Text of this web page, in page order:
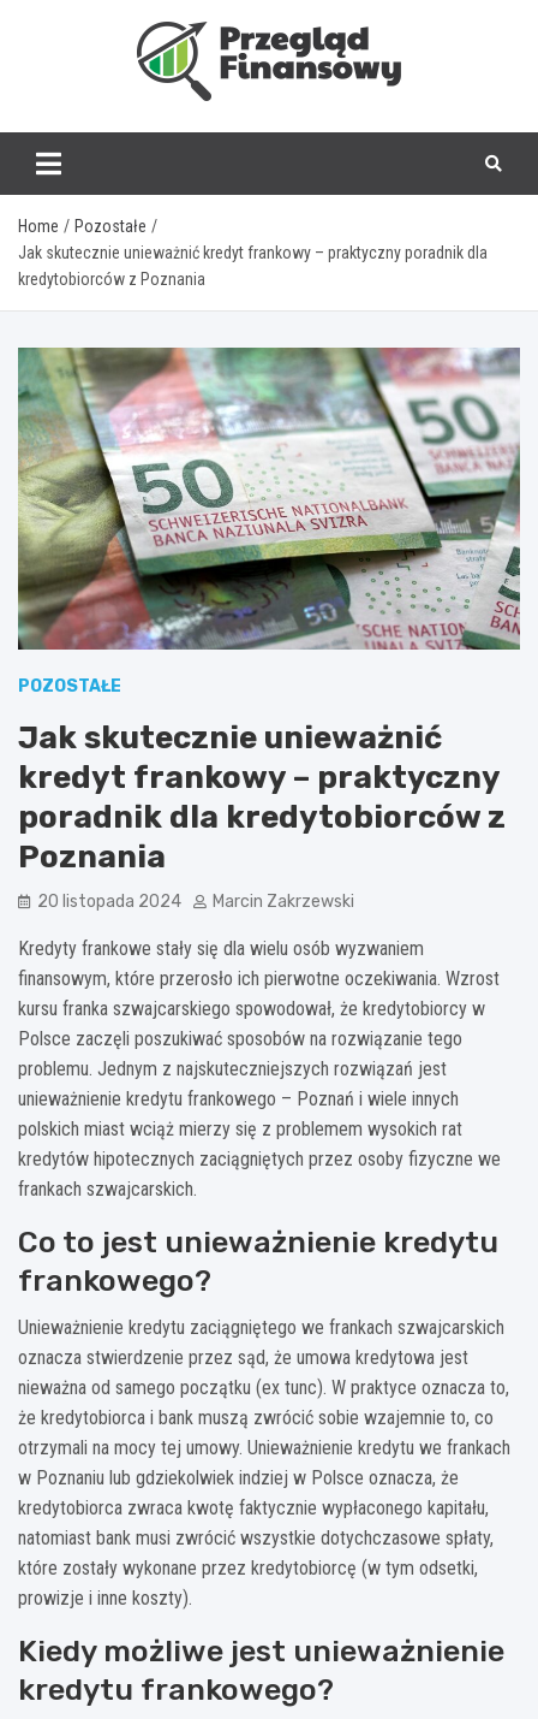
Home
Pozostałe
Jak skutecznie unieważnić kredyt frankowy – praktyczny poradnik dla
kredytobiorców z Poznania
POZOSTAŁE
Jak skutecznie unieważnić
kredyt frankowy – praktyczny
poradnik dla kredytobiorców z
Poznania
20 listopada 2024 Marcin Zakrzewski
Kredyty frankowe stały się dla wielu osób wyzwaniem
finansowym, które przerosło ich pierwotne oczekiwania. Wzrost
kursu franka szwajcarskiego spowodował, że kredytobiorcy w
Polsce zaczęli poszukiwać sposobów na rozwiązanie tego
problemu. Jednym z najskuteczniejszych rozwiązań jest
unieważnienie kredytu frankowego – Poznań i wiele innych
polskich miast wciąż mierzy się z problemem wysokich rat
kredytów hipotecznych zaciągniętych przez osoby fizyczne we
frankach szwajcarskich.
Co to jest unieważnienie kredytu
frankowego?
Unieważnienie kredytu zaciągniętego we frankach szwajcarskich
oznacza stwierdzenie przez sąd, że umowa kredytowa jest
nieważna od samego początku (ex tunc). W praktyce oznacza to,
że kredytobiorca i bank muszą zwrócić sobie wzajemnie to, co
otrzymali na mocy tej umowy. Unieważnienie kredytu we frankach
w Poznaniu lub gdziekolwiek indziej w Polsce oznacza, że
kredytobiorca zwraca kwotę faktycznie wypłaconego kapitału,
natomiast bank musi zwrócić wszystkie dotychczasowe spłaty,
które zostały wykonane przez kredytobiorcę (w tym odsetki,
prowizje i inne koszty).
Kiedy możliwe jest unieważnienie
kredytu frankowego?